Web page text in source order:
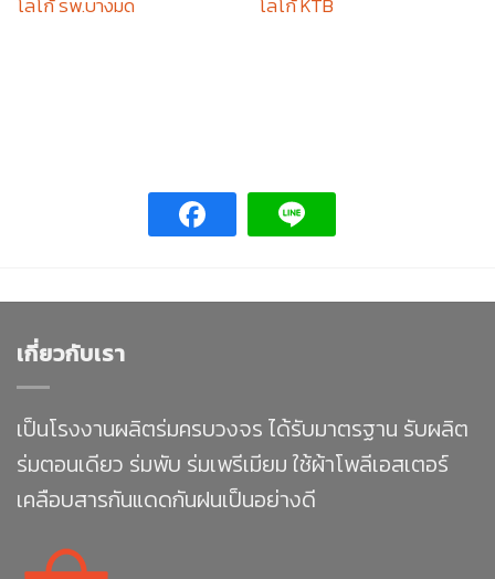
เกี่ยวกับเรา
เป็นโรงงานผลิตร่มครบวงจร ได้รับมาตรฐาน รับผลิต
ร่มตอนเดียว ร่มพับ ร่มเพรีเมียม ใช้ผ้าโพลีเอสเตอร์
เคลือบสารกันแดดกันฝนเป็นอย่างดี